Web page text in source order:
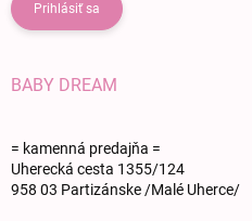
Prihlásiť sa
BABY DREAM
= kamenná predajňa =
Uherecká cesta 1355/124
958 03 Partizánske /Malé Uherce/